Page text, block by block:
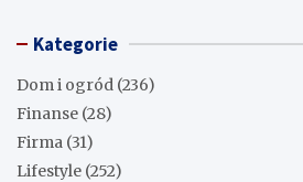
Kategorie
Dom i ogród (236)
Finanse (28)
Firma (31)
Lifestyle (252)